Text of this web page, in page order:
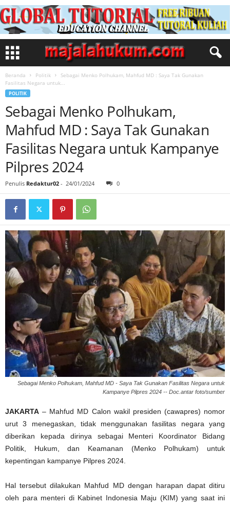
Beranda Politik
Sebagai Menko Polhukam, Mahfud MD : Saya Tak Gunakan
Fasilitas Negara untuk...
POLITIK
Sebagai Menko Polhukam,
Mahfud MD : Saya Tak Gunakan
Fasilitas Negara untuk Kampanye
Pilpres 2024
Penulis Redaktur02 - 24/01/2024 0
Sebagai Menko Polhukam, Mahfud MD - Saya Tak Gunakan Fasilitas Negara untuk
Kampanye Pilpres 2024 -- Doc.antar foto/sumber
JAKARTA – Mahfud MD Calon wakil presiden (cawapres) nomor
urut 3 menegaskan, tidak menggunakan fasilitas negara yang
diberikan kepada dirinya sebagai Menteri Koordinator Bidang
Politik, Hukum, dan Keamanan (Menko Polhukam) untuk
kepentingan kampanye Pilpres 2024.
Hal tersebut dilakukan Mahfud MD dengan harapan dapat ditiru
oleh para menteri di Kabinet Indonesia Maju (KIM) yang saat ini